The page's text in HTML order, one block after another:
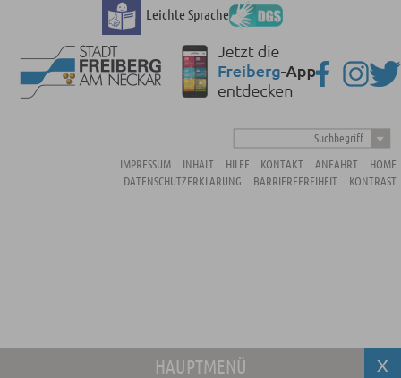
Leichte Sprache
Suchbegriff
IMPRESSUM
INHALT HILFE KONTAKT ANFAHRT
HOME
DATENSCHUTZERKLÄRUNG
BARRIEREFREIHEIT KONTRAST
HAUPTMENÜ